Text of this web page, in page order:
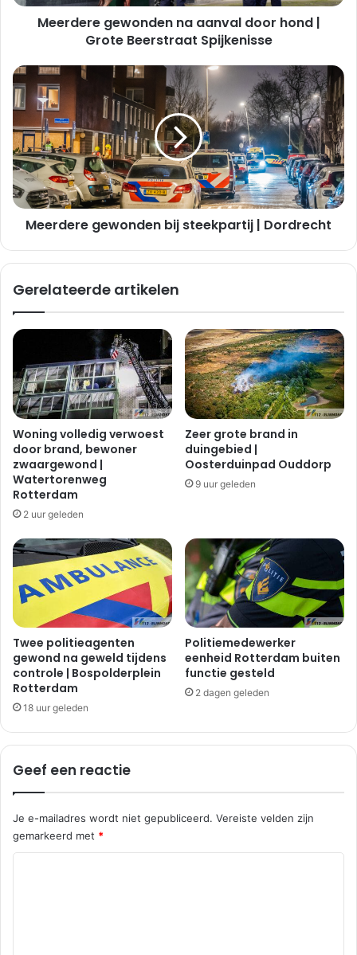
Beerstraat
Spijkenisse
Meerdere gewonden na aanval door hond |
Grote Beerstraat Spijkenisse
Meerdere
gewonden
bij
steekpartij
Dordrecht
Meerdere gewonden bij steekpartij | Dordrecht
Gerelateerde artikelen
Woning volledig verwoest
door brand, bewoner
zwaargewond |
Watertorenweg
Rotterdam
2 uur geleden
Zeer grote brand in
duingebied |
Oosterduinpad Ouddorp
9 uur geleden
Twee politieagenten
gewond na geweld tijdens
controle | Bospolderplein
Rotterdam
18 uur geleden
Politiemedewerker
eenheid Rotterdam buiten
functie gesteld
2 dagen geleden
Geef een reactie
Je e-mailadres wordt niet gepubliceerd. Vereiste velden zijn
gemarkeerd met *